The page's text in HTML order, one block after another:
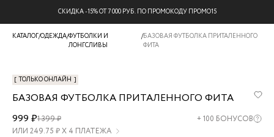
СКИДКА -15% ОТ 7 000 РУБ. ПО ПРОМОКОДУ ПРОМО15
КАТАЛОГ/ОДЕЖДА/ФУТБОЛКИ И
ЛОНГСЛИВЫ
/БАЗОВАЯ ФУТБОЛКА ПРИТАЛЕННОГО
ФИТА
[ ТОЛЬКО ОНЛАЙН ]
БАЗОВАЯ ФУТБОЛКА ПРИТАЛЕННОГО ФИТА
MSLIM0526-
50
999 ₽1 399 ₽ +100 БОНУСОВ
ИЛИ 249.75 ₽ Х 4 ПЛАТЕЖА